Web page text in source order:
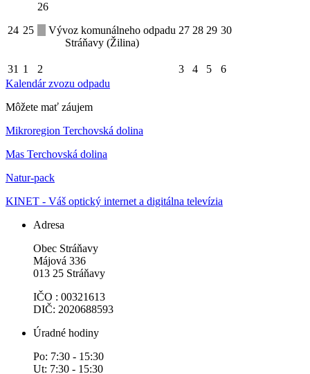
24 25
26
Vývoz komunálneho odpadu
Stráňavy (Žilina)
27 28 29 30
31 1 2 3 4 5
6
Kalendár zvozu odpadu
Môžete mať záujem
Mikroregion Terchovská dolina
Mas Terchovská dolina
Natur-pack
KINET - Váš optický internet a digitálna televízia
Adresa
Obec Stráňavy
Májová 336
013 25 Stráňavy
IČO : 00321613
DIČ: 2020688593
Úradné hodiny
Po: 7:30 - 15:30
Ut: 7:30 - 15:30